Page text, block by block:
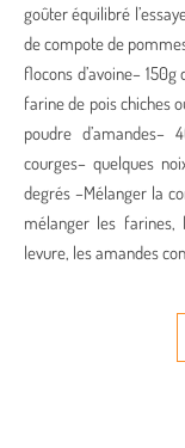
goûter équilibré
de compote de
flocons d’avoine–
farine de pois chiches
poudre d’amandes–
courges– quelques
degrés –Mélanger la
mélanger les farines,
levure, les amandes